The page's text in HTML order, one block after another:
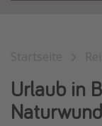
Gozo Urlaub
Normandie Urlaub
Urlaub in